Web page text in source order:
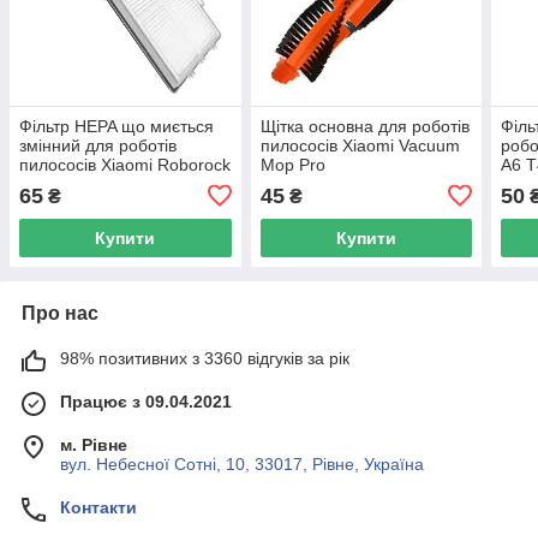
Фільтр HEPA що миється
змінний для роботів
пилососів Xiaomi Roborock
65 ₴
Купити
Щітка основна для роботів
пилососів Xiaomi Vacuum
Mop Pro
45₴
Купити
A6
50
Про нас
98% позитивних з 3360 відгуків за рік
Працює з 09.04.2021
м. Рівне
вул. Небесної Сотні, 10, 33017, Рівне, Україна
Контакти